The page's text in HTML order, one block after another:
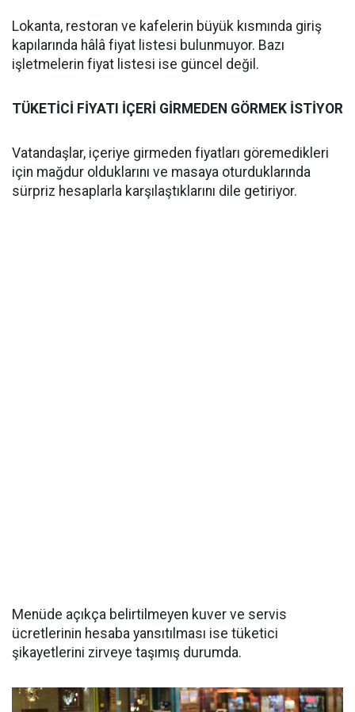
Lokanta, restoran ve kafelerin büyük kısmında giriş
kapılarında hâlâ fiyat listesi bulunmuyor. Bazı
işletmelerin fiyat listesi ise güncel değil.
TÜKETİCİ FİYATI İÇERİ GİRMEDEN GÖRMEK İSTİYOR
Vatandaşlar, içeriye girmeden fiyatları göremedikleri
için mağdur olduklarını ve masaya oturduklarında
sürpriz hesaplarla karşılaştıklarını dile getiriyor.
Menüde açıkça belirtilmeyen kuver ve servis
ücretlerinin hesaba yansıtılması ise tüketici
şikayetlerini zirveye taşımış durumda.